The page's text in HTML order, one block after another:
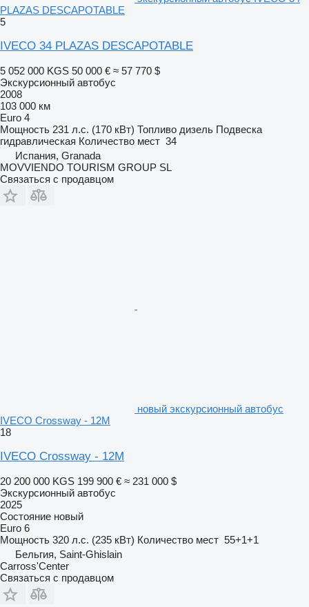
PLAZAS DESCAPOTABLE
5
IVECO 34 PLAZAS DESCAPOTABLE
5 052 000 KGS 50 000 € ≈ 57 770 $
Экскурсионный автобус
2008
103 000 км
Euro 4
Мощность 231 л.с. (170 кВт) Топливо дизель Подвеска
гидравлическая Количество мест 34
Испания, Granada
MOVVIENDO TOURISM GROUP SL
Связаться с продавцом
новый экскурсионный автобус
IVECO Crossway - 12M
18
IVECO Crossway - 12M
20 200 000 KGS 199 900 € ≈ 231 000 $
Экскурсионный автобус
2025
Состояние новый
Euro 6
Мощность 320 л.с. (235 кВт) Количество мест 55+1+1
Бельгия, Saint-Ghislain
Carross'Center
Связаться с продавцом